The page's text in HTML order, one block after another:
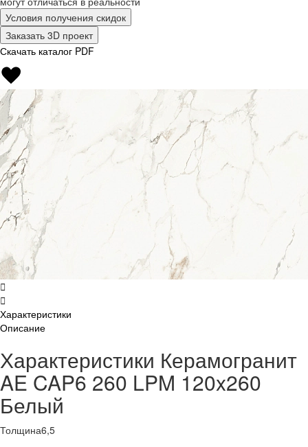
Условия получения скидок
Заказать 3D проект
Скачать каталог PDF
Характеристики
Описание
Характеристики Керамогранит
AE CAP6 260 LPM 120x260
Белый
Толщина6,5